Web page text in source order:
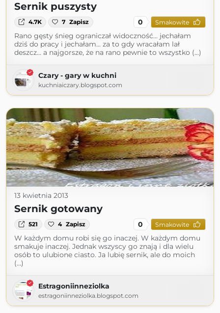
Sernik puszysty
4.7K 7 Zapisz 0 Smakowite
Rano gęsty śnieg ograniczał widoczność... jechałam
dziś do pracy i jechałam... za to gdy wracałam lał
deszcz... a najgorsze, że na rano pewnie to wszystko (...)
Czary - gary w kuchni
kuchniaiczary.blogspot.com
13 kwietnia 2013
Sernik gotowany
521 4 Zapisz 0 Smakowite
W każdym domu robi się go inaczej. W każdym domu
smakuje inaczej. Jednak wszyscy go znają i dla wielu
osób to ulubione ciasto. Ja lubię sernik, ale do moich
(...)
Estragoniinneziolka
estragoniinneziolka.blogspot.com